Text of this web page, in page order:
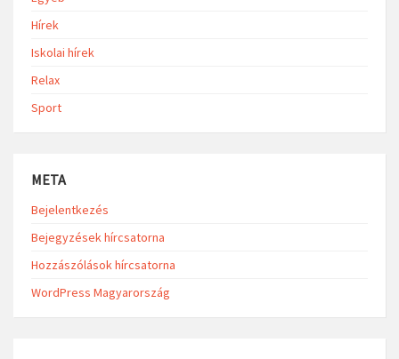
Hírek
Iskolai hírek
Relax
Sport
META
Bejelentkezés
Bejegyzések hírcsatorna
Hozzászólások hírcsatorna
WordPress Magyarország